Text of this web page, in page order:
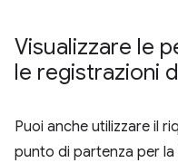
Visualizzare le
le registrazioni
Puoi anche utilizzare il
punto di partenza per